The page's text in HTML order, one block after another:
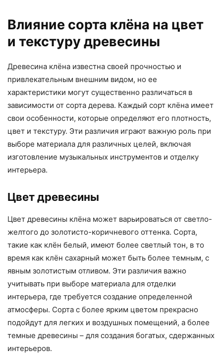
Влияние сорта клёна на цвет
и текстуру древесины
Древесина клёна известна своей прочностью и
привлекательным внешним видом, но ее
характеристики могут существенно различаться в
зависимости от сорта дерева. Каждый сорт клёна имеет
свои особенности, которые определяют его плотность,
цвет и текстуру. Эти различия играют важную роль при
выборе материала для различных целей, включая
изготовление музыкальных инструментов и отделку
интерьера.
Цвет древесины
Цвет древесины клёна может варьироваться от светло-
желтого до золотисто-коричневого оттенка. Сорта,
такие как клён белый, имеют более светлый тон, в то
время как клён сахарный может быть более темным, с
явным золотистым отливом. Эти различия важно
учитывать при выборе материала для отделки
интерьера, где требуется создание определенной
атмосферы. Сорта с более ярким цветом прекрасно
подойдут для легких и воздушных помещений, а более
темные древесины – для создания богатых, сдержанных
интерьеров.